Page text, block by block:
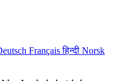
Françaisहिन्दी Norsk